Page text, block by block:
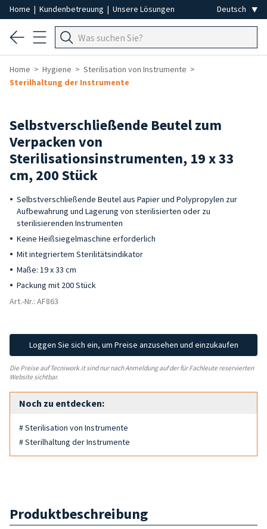
Home | Kundenbetreuung | Unsere Lösungen
Home Hygiene
Sterilisation von Instrumente
Sterilhaltung der Instrumente
Selbstverschließende Beutel zum
Verpacken von
Sterilisationsinstrumenten, 19 x 33
cm, 200 Stück
Selbstverschließende Beutel aus Papier und Polypropylen zur
Aufbewahrung und Lagerung von sterilisierten oder zu
sterilisierenden Instrumenten
Keine Heißsiegelmaschine erforderlich
Mit integriertem Sterilitätsindikator
Maße: 19 x 33 cm
Packung mit 200 Stück
Art.-Nr.: AF863
Loggen Sie sich ein, um Preise anzusehen und einzukaufen
Die Preise auf Tecniwork.it sind nur nach Anmeldung auf der für Fachleute reservierten
Website sichtbar.
Noch zu entdecken:
# Sterilisation von Instrumente
# Sterilhaltung der Instrumente
Produktbeschreibung